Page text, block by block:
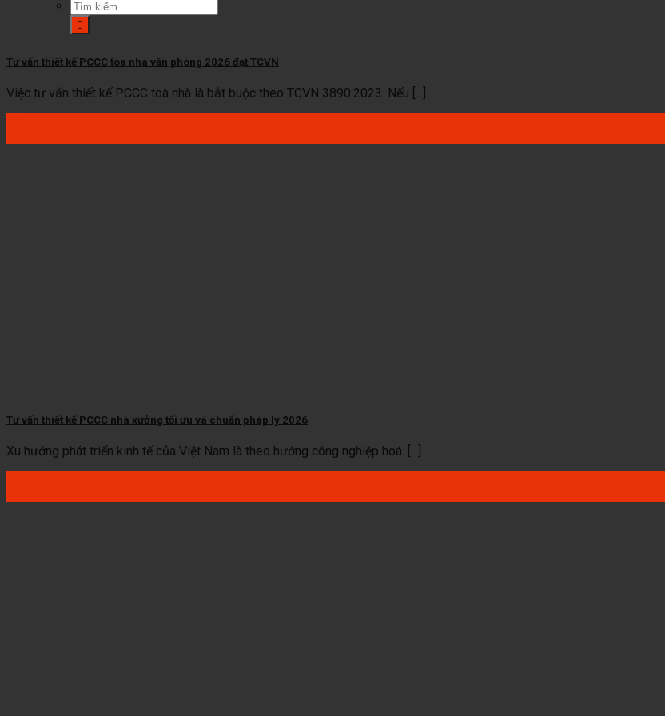
Tìm
kiếm:
Tư vấn thiết kế PCCC tòa nhà văn phòng 2026 đạt TCVN
Việc tư vấn thiết kế PCCC toà nhà là bắt buộc theo TCVN 3890:2023. Nếu [...]
Tư vấn thiết kế PCCC nhà xưởng tối ưu và chuẩn pháp lý 2026
Xu hướng phát triển kinh tế của Việt Nam là theo hướng công nghiệp hoá. [...]